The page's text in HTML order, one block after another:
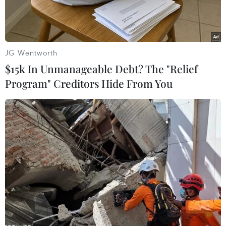
Ngày trẻ em thế giới năm nay có chủ đề "Nâng cao sức khỏe
tâm thần tích cực nghĩa là mang lại cuộc sống tốt đẹp hơn cho
trẻ em." (Ảnh: UNICEF)
Hôm nay 28/11 tại Hà Nội, Quỹ Nhi đồng Liên
hợp ưuốc (UNICEF) tại Việt Nam đã tổ chức Lễ
kỷ niệm Ngày Trẻ em thế giới 2023.
JG Wentworth
$15k In Unmanageable Debt? The "Relief
Program" Creditors Hide From You